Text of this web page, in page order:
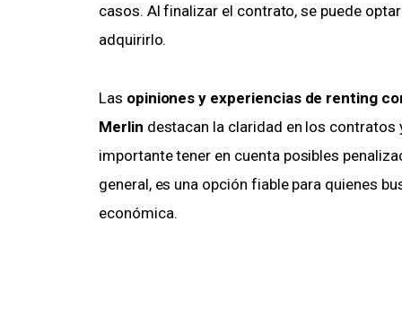
casos. Al finalizar el contrato, se puede
adquirirlo.
Las opiniones y experiencias de renting
Merlin destacan la claridad en los contratos
importante tener en cuenta posibles
general, es una opción fiable para quienes
económica.